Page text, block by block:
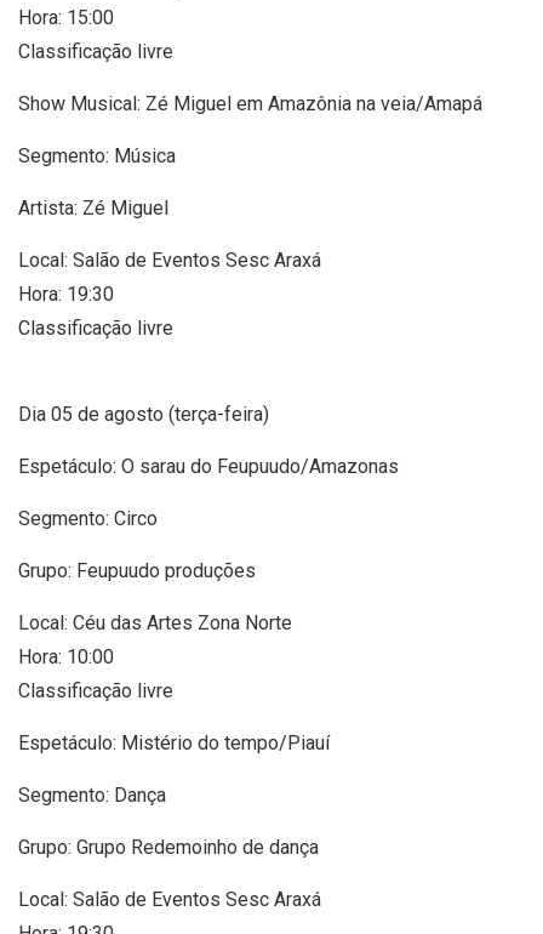
Hora: 15:00
Classificação livre
Show Musical: Zé Miguel em Amazônia na veia/Amapá
Segmento: Música
Artista: Zé Miguel
Local: Salão de Eventos Sesc Araxá
Hora: 19:30
Classificação livre
Dia 05 de agosto (terça-feira)
Espetáculo: O sarau do Feupuudo/Amazonas
Segmento: Circo
Grupo: Feupuudo produções
Local: Céu das Artes Zona Norte
Hora: 10:00
Classificação livre
Espetáculo: Mistério do tempo/Piauí
Segmento: Dança
Grupo: Grupo Redemoinho de dança
Local: Salão de Eventos Sesc Araxá